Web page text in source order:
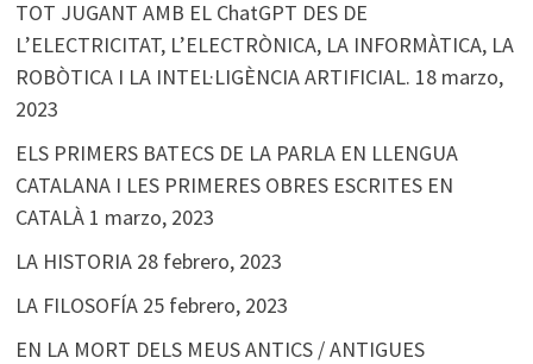
TOT JUGANT AMB EL ChatGPT DES DE
L’ELECTRICITAT, L’ELECTRÒNICA, LA INFORMÀTICA, LA
ROBÒTICA I LA INTEL·LIGÈNCIA ARTIFICIAL. 18 marzo,
2023
ELS PRIMERS BATECS DE LA PARLA EN LLENGUA
CATALANA I LES PRIMERES OBRES ESCRITES EN
CATALÀ 1 marzo, 2023
LA HISTORIA 28 febrero, 2023
LA FILOSOFÍA 25 febrero, 2023
EN LA MORT DELS MEUS ANTICS / ANTIGUES